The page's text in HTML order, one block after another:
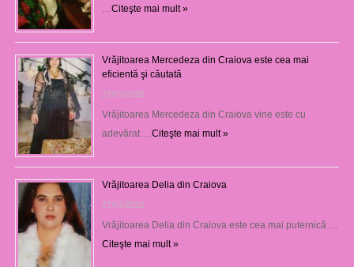
Citeşte mai mult »
Vrăjitoarea Mercedeza din Craiova este cea mai
eficientă şi căutată
27/07/2026
Vrăjitoarea Mercedeza din Craiova vine este cu
adevărat … Citeşte mai mult »
Vrăjitoarea Delia din Craiova
27/07/2026
Vrăjitoarea Delia din Craiova este cea mai puternică …
Citeşte mai mult »